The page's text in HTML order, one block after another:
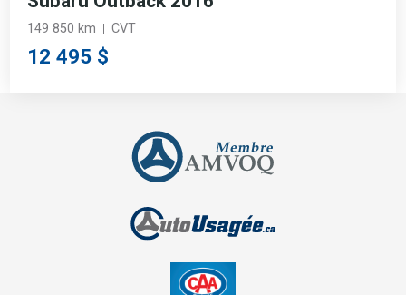
149 850 km CVT
12 495 $